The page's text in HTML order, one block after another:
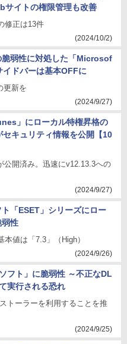
サイトの権限管理も改善
修正は13件
(2024/10/2)
脆弱性に対処した「Microsof
ドバーは基本OFFに
更新を
(2024/9/27)
」にローカル特権昇格の
キュリティ情報を公開【10
公開済み。迅速にv12.13.3への
(2024/9/27)
「ESET」シリーズにロー
弱性
本値は「7.3」（High）
(2024/9/26)
フト」に脆弱性 ～不正なDL
実行される恐れ
トーラーを利用することを推
(2024/9/25)